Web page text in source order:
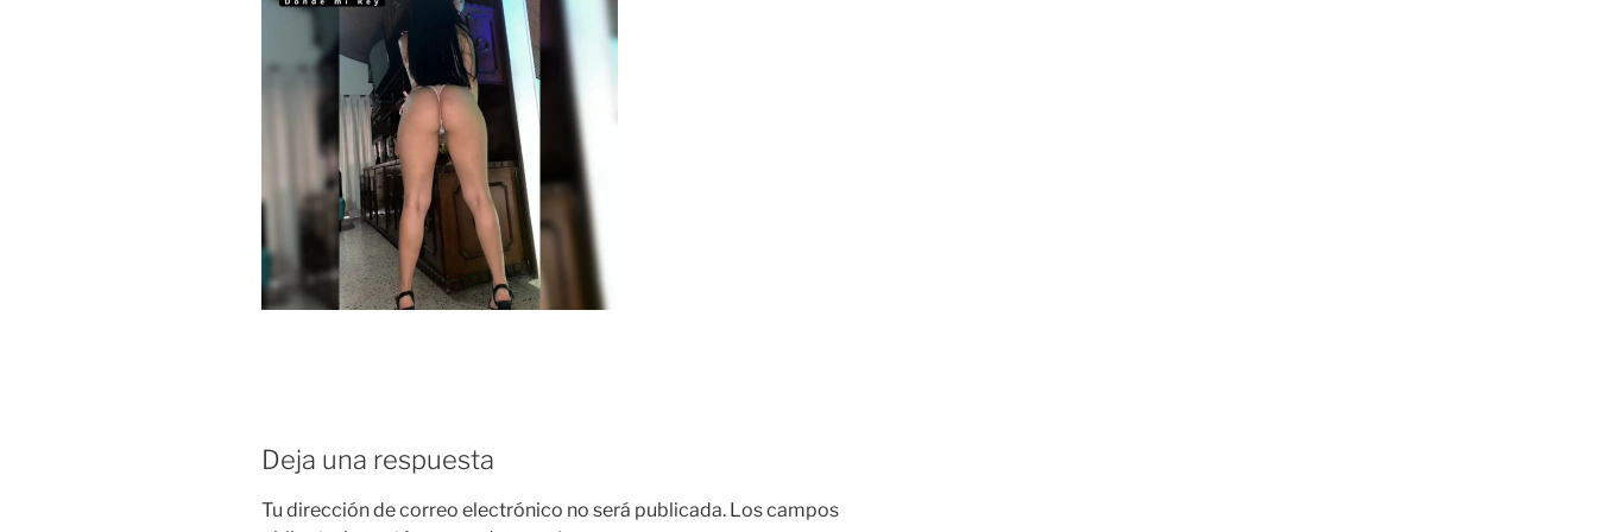
Deja una respuesta
Tu dirección de correo electrónico no será publicada. Los campos